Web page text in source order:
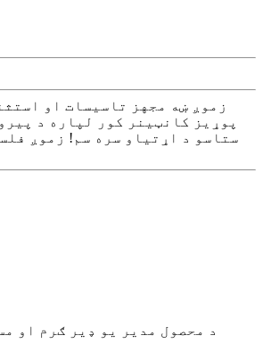
زموږ ښه مجهز تاسیسات او
پوړیز کانټینر کور لپاره د
ستاسو د اړتیاو سره سم! زموږ
د محصول مدیر یو ډیر ګرم او